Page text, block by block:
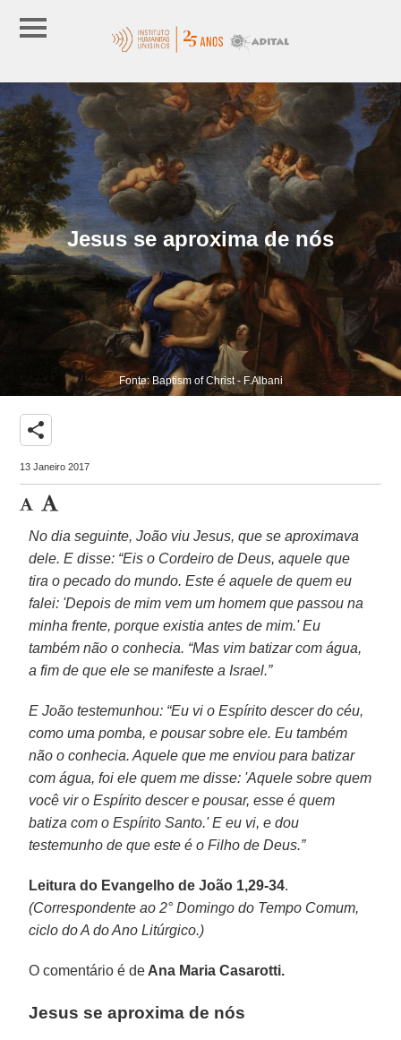
Jesus se aproxima de nós
Fonte: Baptism of Christ - F.Albani
share
13 Janeiro 2017
No dia seguinte, João viu Jesus, que se aproximava
dele. E disse: “Eis o Cordeiro de Deus, aquele que
tira o pecado do mundo. Este é aquele de quem eu
falei: 'Depois de mim vem um homem que passou na
minha frente, porque existia antes de mim.' Eu
também não o conhecia. “Mas vim batizar com água,
a fim de que ele se manifeste a Israel.”
E João testemunhou: “Eu vi o Espírito descer do céu,
como uma pomba, e pousar sobre ele. Eu também
não o conhecia. Aquele que me enviou para batizar
com água, foi ele quem me disse: 'Aquele sobre quem
você vir o Espírito descer e pousar, esse é quem
batiza com o Espírito Santo.' E eu vi, e dou
testemunho de que este é o Filho de Deus.”
Leitura do Evangelho de João 1,29-34.
(Correspondente ao 2° Domingo do Tempo Comum,
ciclo do A do Ano Litúrgico.)
O comentário é de Ana Maria Casarotti.
Jesus se aproxima de nós